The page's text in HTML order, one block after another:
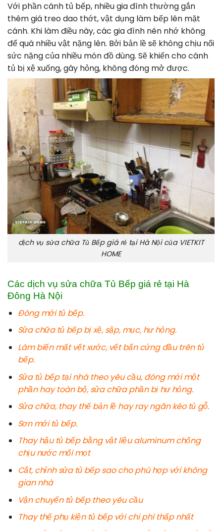
Với phần cánh tủ bếp, nhiều gia đình thường gắn
thêm giá treo dao thớt, vật dụng làm bếp lên mặt
cánh. Khi làm điều này, các gia đình nên nhớ không
để quá nhiều vật nặng lên. Bởi bản lề sẽ không chịu nổi
sức nặng của nhiều món đồ dùng. Sẽ khiến cho cánh
tủ bị xệ xuống, gây hỏng, không đóng mở được.
dịch vụ sửa chữa Tủ Bếp giá rẻ tại Hà Nội của VIETKIT
HOME
Các dịch vụ sửa chữa Tủ Bếp giá rẻ tại Hà
Đông Hà Nội
Đóng mới tủ bếp.
Sửa chữa tủ bếp bị xệ, sập, mục, hư hỏng.
Làm biến mất vết xước, vết bẩn cứng đầu trên tủ
bếp.
Sửa tủ bếp tại nhà theo yêu cầu, đóng mới một
phần hay toàn bộ, sửa chữa phần bị hư hỏng.
Sửa chữa, thay thế bản lề hay ray ngăn kéo tủ gỗ.
Sơn mới tủ bếp.
Thay hậu tủ bếp bằng vật liệu aluminum chống
chịu nước mối mọt
Cắt, chỉnh sửa tủ bếp sao cho phù hợp với không
gian nhà
Vận chuyển tủ bếp theo yêu cầu
Thay thế phụ kiện tủ bếp với chi phí thấp nhất